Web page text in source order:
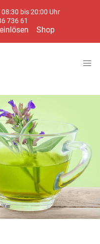
bis 20:00 Uhr
736 61
Shop